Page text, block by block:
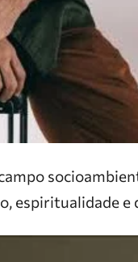
espiritualidade e